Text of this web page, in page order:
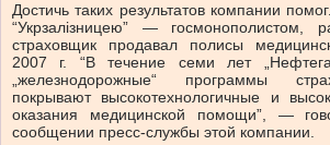
Достичь таких результатов компании
“Укрзалізницею” — госмонополистом,
страховщик продавал полисы
2007 г. “В течение семи лет
„железнодорожные“ программы
покрывают высокотехнологичные и
оказания медицинской помощи”, —
сообщении пресс-службы этой компании.